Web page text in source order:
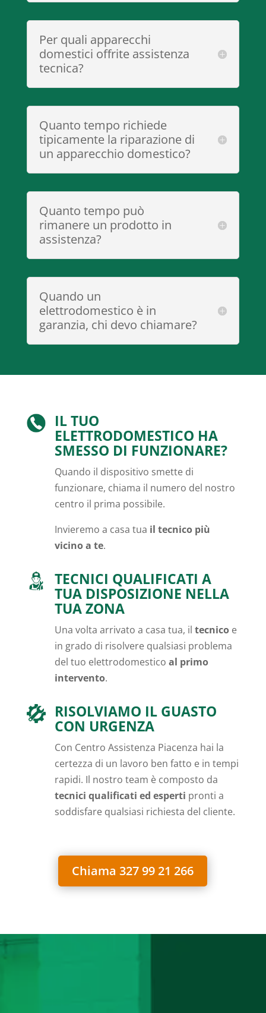
Per quali apparecchi
domestici offrite assistenza
tecnica?
Quanto tempo richiede
tipicamente la riparazione di
un apparecchio domestico?
Quanto tempo può
rimanere un prodotto in
assistenza?
Quando un
elettrodomestico è in
garanzia, chi devo chiamare?
IL TUO
ELETTRODOMESTICO HA
SMESSO DI FUNZIONARE?
Quando il dispositivo smette di
funzionare, chiama il numero del nostro
centro il prima possibile.
Invieremo a casa tua il tecnico più
vicino a te.
TECNICI QUALIFICATI A
TUA DISPOSIZIONE NELLA
TUA ZONA
Una volta arrivato a casa tua, il tecnicoe
in grado di risolvere qualsiasi problema
del tuo elettrodomestico al primo
intervento.
RISOLVIAMO IL GUASTO
CON URGENZA
Con Centro Assistenza Piacenza hai la
certezza di un lavoro ben fatto e in tempi
rapidi. Il nostro team è composto da
tecnici qualificati ed esperti pronti a
soddisfare qualsiasi richiesta del cliente.
Chiama 327 99 21 266